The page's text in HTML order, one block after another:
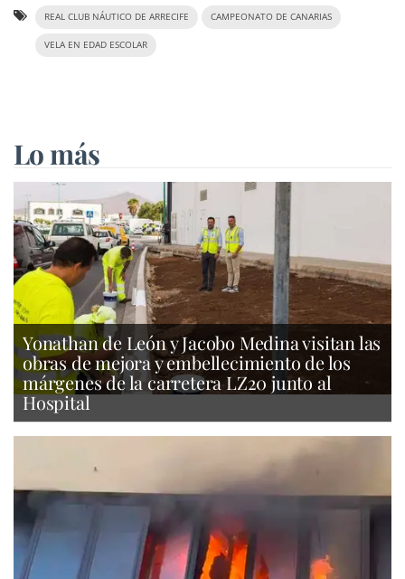
REAL CLUB NÁUTICO DE ARRECIFE CAMPEONATO DE CANARIAS
VELA EN EDAD ESCOLAR
Lo más
Yonathan de León y Jacobo Medina visitan las
obras de mejora y embellecimiento de los
márgenes de la carretera LZ20 junto al
Hospital